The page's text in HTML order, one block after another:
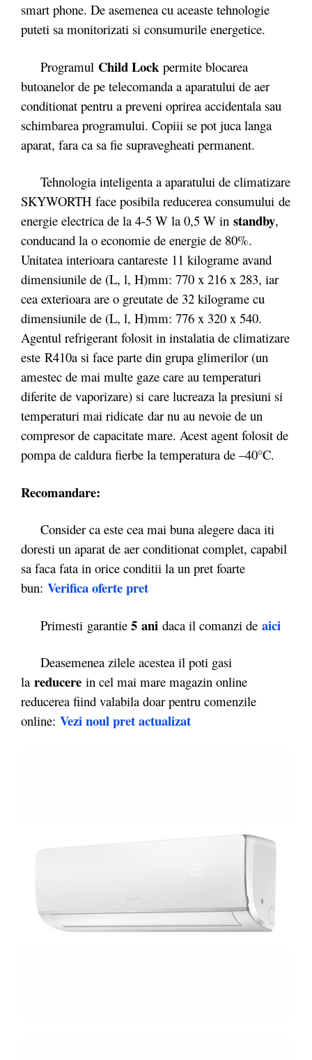
smart phone. De asemenea cu aceaste tehnologie
puteti sa monitorizati si consumurile energetice.
Programul Child Lock permite blocarea
butoanelor de pe telecomanda a aparatului de aer
conditionat pentru a preveni oprirea accidentala sau
schimbarea programului. Copiii se pot juca langa
aparat, fara ca sa fie supravegheati permanent.
Tehnologia inteligenta a aparatului de climatizare
SKYWORTH face posibila reducerea consumului de
energie electrica de la 4-5 W la 0,5 W in standby,
conducand la o economie de energie de 80%.
Unitatea interioara cantareste 11 kilograme avand
dimensiunile de (L, l, H)mm: 770 x 216 x 283, iar
cea exterioara are o greutate de 32 kilograme cu
dimensiunile de (L, l, H)mm: 776 x 320 x 540.
Agentul refrigerant folosit in instalatia de climatizare
este R410a si face parte din grupa glimerilor (un
amestec de mai multe gaze care au temperaturi
diferite de vaporizare) si care lucreaza la presiuni si
temperaturi mai ridicate dar nu au nevoie de un
compresor de capacitate mare. Acest agent folosit de
pompa de caldura fierbe la temperatura de –40°C.
Recomandare:
Consider ca este cea mai buna alegere daca iti
doresti un aparat de aer conditionat complet, capabil
sa faca fata in orice conditii la un pret foarte
bun: Verifica oferte pret
Primesti garantie 5 ani daca il comanzi de aici
Deasemenea zilele acestea il poti gasi
la reducere in cel mai mare magazin online
reducerea fiind valabila doar pentru comenzile
online: Vezi noul pret actualizat